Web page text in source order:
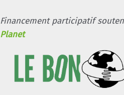
Financement participatif
Planet